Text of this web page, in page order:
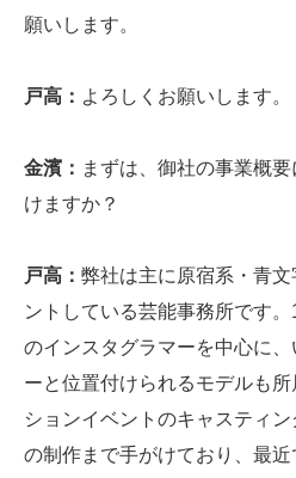
願いします。
戸高： よろしくお願いします。
金濱： まずは、御社の事業概
けますか？
戸高： 弊社は主に原宿系・青
ントしている芸能事務所です
のインスタグラマーを中心に
ーと位置付けられるモデルも
ションイベントのキャスティ
の制作まで手がけており、最